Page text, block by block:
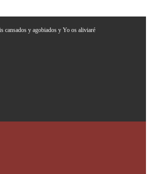
cansados y agobiados y Yo os aliviaré